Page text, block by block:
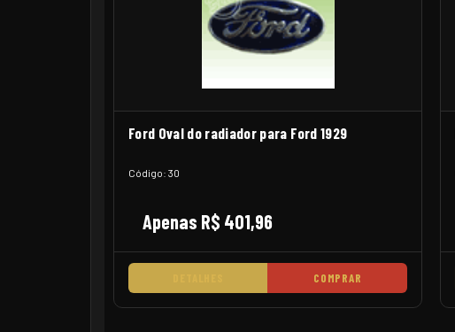
Ford Oval do radiador para Ford 1929
Código: 30
Apenas R$ 401,96
COMPRAR